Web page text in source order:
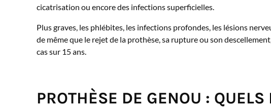
cicatrisation ou encore des infections superficielles.
Plus graves, les phlébites, les infections profondes, les lésions
de même que le rejet de la prothèse, sa rupture ou son
cas sur 15 ans.
PROTHÈSE DE GENOU :